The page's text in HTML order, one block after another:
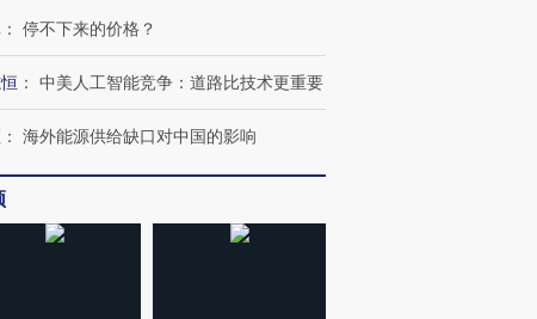
四届链博
技“链”接产
【特别呈现】寻找100种
CFO：不靠规模取胜，华
： 停不下来的价格？
： 中美人工智能竞争：道路比技术更重要
： 海外能源供给缺口对中国的影响